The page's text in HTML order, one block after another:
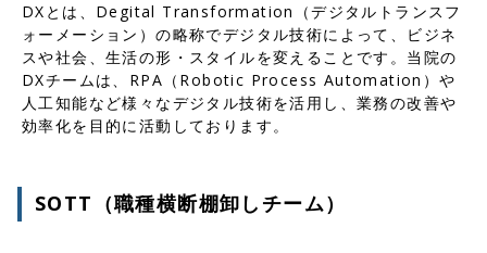
DXとは、Degital Transformation（デジタルトランスフ
ォーメーション）の略称でデジタル技術によって、ビジネ
スや社会、生活の形・スタイルを変えることです。当院の
DXチームは、RPA（Robotic Process Automation）や
人工知能など様々なデジタル技術を活用し、業務の改善や
効率化を目的に活動しております。
SOTT（職種横断棚卸しチーム）